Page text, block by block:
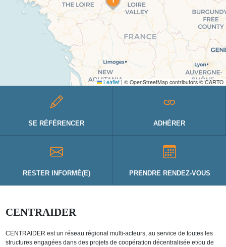
Leaflet | © OpenStreetMap contributors © CARTO
SE RÉFÉRENCER ADHÉRER
RESTER INFORMÉ(E) PRENDRE RENDEZ-VOUS
CENTRAIDER
CENTRAIDER est un réseau régional multi-acteurs, au service de toutes les
structures engagées dans des projets de coopération décentralisée et/ou de